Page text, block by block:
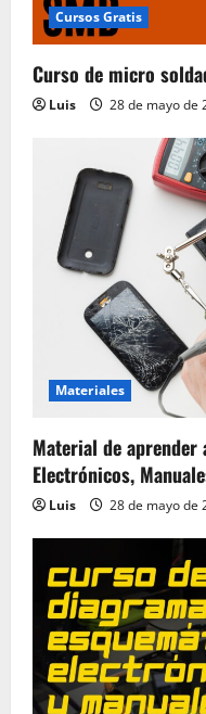
Cursos Gratis
Curso de micro
Luis 28 de mayo de
Materiales
Material de aprender
Electrónicos,
Luis 28 de mayo de